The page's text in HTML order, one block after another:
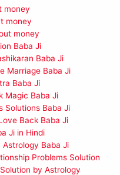
money
money
money
Baba Ji
Baba Ji
Marriage Baba Ji
Baba Ji
Magic Baba Ji
Solutions Baba Ji
Back Baba Ji
Ji in Hindi
Astrology Baba Ji
Problems Solution
by Astrology